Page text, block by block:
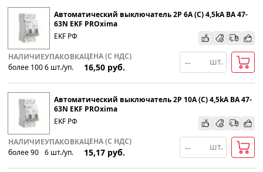
Автоматический выключатель 2P 6А (C) 4,5kA ВА 47-
63N EKF PROxima
EKF РФ
НАЛИЧИЕ
более 100
УПАКОВКА
6 шт./уп.
ЦЕНА (С НДС)
16,50 руб.
шт.
Автоматический выключатель 2P 10А (C) 4,5kA ВА 47-
63N EKF PROxima
EKF РФ
НАЛИЧИЕ
более 90
УПАКОВКА
6 шт./уп.
ЦЕНА (С НДС)
15,17 руб.
шт.